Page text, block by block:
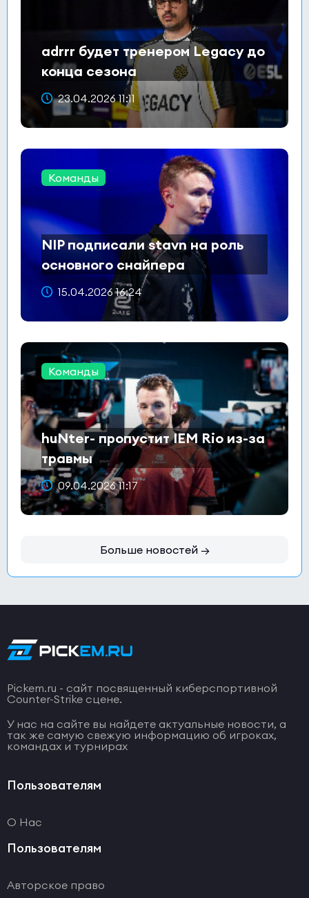
adrrr будет тренером Legacy до
конца сезона
23.04.2026 11:11
Команды
NIP подписали stavn на роль
основного снайпера
15.04.2026 16:24
Команды
huNter- пропустит IEM Rio из-за
травмы
09.04.2026 11:17
Больше новостей →
Pickem.ru - сайт посвященный киберспортивной
Counter-Strike сцене.
У нас на сайте вы найдете актуальные новости, а
так же самую свежую информацию об игроках,
командах и турнирах
Пользователям
О Нас
Пользователям
Авторское право